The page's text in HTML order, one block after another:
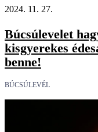
2024. 11. 27.
Búcsúlevelet
kisgyerekes
benne!
BÚCSÚLEVÉL